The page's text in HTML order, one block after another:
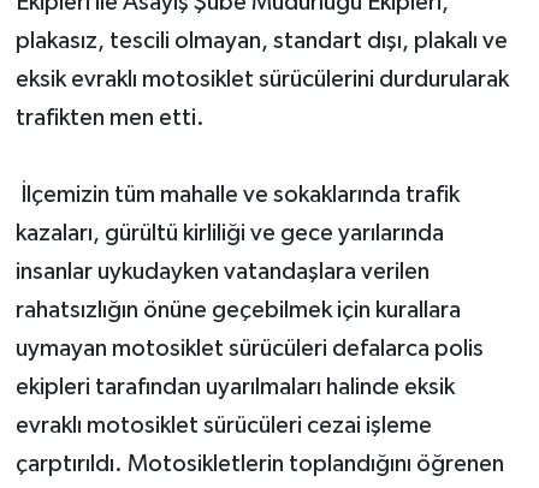
plakasız, tescili olmayan, standart dışı, plakalı ve
eksik evraklı motosiklet sürücülerini durdurularak
trafikten men etti.
İlçemizin tüm mahalle ve sokaklarında trafik
kazaları, gürültü kirliliği ve gece yarılarında
insanlar uykudayken vatandaşlara verilen
rahatsızlığın önüne geçebilmek için kurallara
uymayan motosiklet sürücüleri defalarca polis
ekipleri tarafından uyarılmaları halinde eksik
evraklı motosiklet sürücüleri cezai işleme
çarptırıldı. Motosikletlerin toplandığını öğrenen